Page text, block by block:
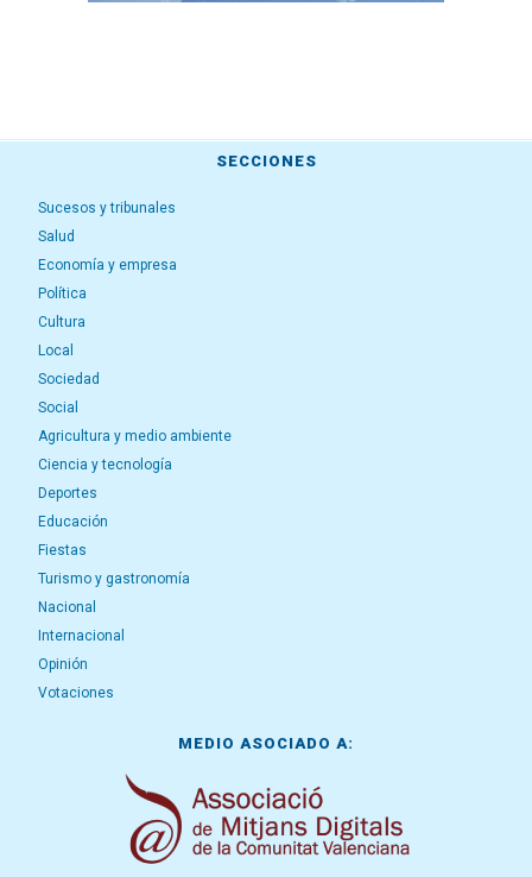
SECCIONES
Sucesos y tribunales
Salud
Economía y empresa
Política
Cultura
Local
Sociedad
Social
Agricultura y medio ambiente
Ciencia y tecnología
Deportes
Educación
Fiestas
Turismo y gastronomía
Nacional
Internacional
Opinión
Votaciones
MEDIO ASOCIADO A: